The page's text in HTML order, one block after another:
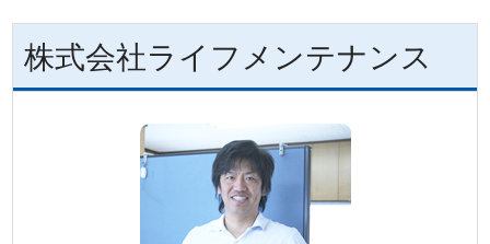
株式会社ライフメンテナンス